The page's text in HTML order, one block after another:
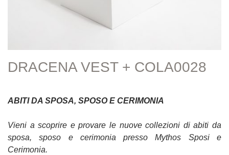
DRACENA VEST + COLA0028
ABITI DA SPOSA, SPOSO E CERIMONIA
Vieni a scoprire e provare le nuove collezioni di abiti da
sposa, sposo e cerimonia presso Mythos Sposi e
Cerimonia.